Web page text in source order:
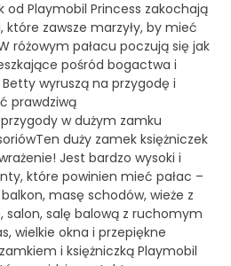
od Playmobil Princess zakochają
które zawsze marzyły, by mieć
różowym pałacu poczują się jak
pośród bogactwa i
wyruszą na przygodę i
prawdziwą
w dużym zamku
duży zamek księżniczek
Jest bardzo wysoki i
które powinien mieć pałac –
masę schodów, wieże z
salon, salę balową z ruchomym
wielkie okna i przepiękne
i księżniczką Playmobil